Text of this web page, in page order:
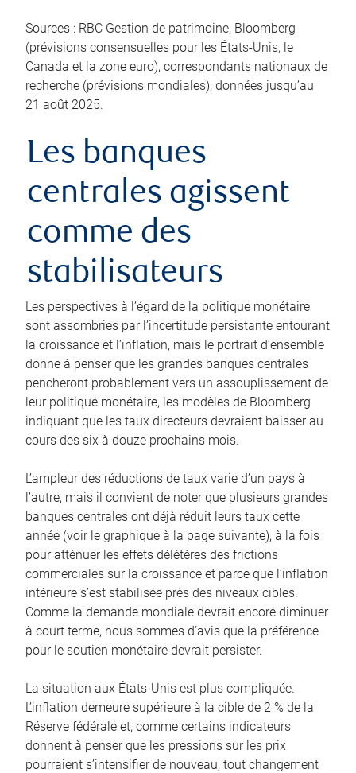
Sources : RBC Gestion de patrimoine, Bloomberg
(prévisions consensuelles pour les États-Unis, le
Canada et la zone euro), correspondants nationaux de
recherche (prévisions mondiales); données jusqu’au
21 août 2025.
Les banques
centrales agissent
comme des
stabilisateurs
Les perspectives à l’égard de la politique monétaire
sont assombries par l’incertitude persistante entourant
la croissance et l’inflation, mais le portrait d’ensemble
donne à penser que les grandes banques centrales
pencheront probablement vers un assouplissement de
leur politique monétaire, les modèles de Bloomberg
indiquant que les taux directeurs devraient baisser au
cours des six à douze prochains mois.
L’ampleur des réductions de taux varie d’un pays à
l’autre, mais il convient de noter que plusieurs grandes
banques centrales ont déjà réduit leurs taux cette
année (voir le graphique à la page suivante), à la fois
pour atténuer les effets délétères des frictions
commerciales sur la croissance et parce que l’inflation
intérieure s’est stabilisée près des niveaux cibles.
Comme la demande mondiale devrait encore diminuer
à court terme, nous sommes d’avis que la préférence
pour le soutien monétaire devrait persister.
La situation aux États-Unis est plus compliquée.
L’inflation demeure supérieure à la cible de 2 % de la
Réserve fédérale et, comme certains indicateurs
donnent à penser que les pressions sur les prix
pourraient s’intensifier de nouveau, tout changement